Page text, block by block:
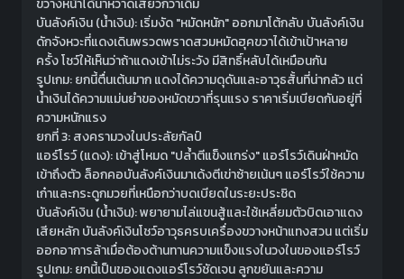
ขวางหน้าได้น่าหวาดเสียวกว่าเดิม
บันลังค์เงิน (น้ำเงิน): เริ่มงัด "หมัดหนัก" ออกมาโต้กลับ บันลังค์เงิน
ดักจังหวะที่แดงเดินพรวดพราดสวมหมัดฮุคขวาได้เข้าเป้าหลาย
ครั้ง โชว์ให้เห็นว่าถ้าแดงเข้าไม่ระวัง มีสิทธิ์หลับได้เหมือนกัน
รูปเกม: ยกนี้ตื่นเต้นมาก แดงได้ความดุดันและอาวุธสั้นที่น่ากลัว แต่
น้ำเงินได้ความแม่นยำของหมัดขวาที่รุนแรง ราคาเริ่มเบียดกันอยู่ที่
ความหนักแรง
ยกที่ 3: สงครามวงในประลัยกัลป์
แอร์โรว์ (แดง): เข้าสู่โหมด "ปล้ำตีแข็งแกร่ง" แอร์โรว์เดินฝ่าหมัด
เข้าถึงตัว ล็อกคอบันลังค์เงินมาเด้งตีเข่าซ้ายเน้นๆ แอร์โรว์ใช้ความ
เก๋าและกระดูกมวยที่เหนือกว่าบดเบียดในระยะประชิด
บันลังค์เงิน (น้ำเงิน): พยายามไล่แขนสู้และใช้เหลี่ยมตัวบิดเอาแดง
เสียหลัก บันลังค์เงินโชว์อาวุธครบเครื่องขวางหน้าแทงสวน แต่เริ่ม
ออกอาการล้าเมื่อต้องต้านทานความแข็งแรงในวงในของแอร์โรว์
รูปเกม: ยกนี้เป็นของแดงแอร์โรว์ชัดเจน ลูกขยันและความ